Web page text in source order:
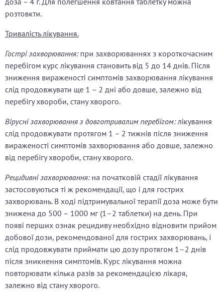
розтовкти.
Тривалість лікування.
Гострі захворювання:при захворюваннях з короткочасним
перебігом курс лікування становить від 5 до 14 днів. Після
зниження вираженості симптомів захворювання лікування
слід продовжувати ще 1 – 2 дні або довше, залежно від
перебігу хвороби, стану хворого.
Вірусні захворювання з довготривалим перебігом:лікування
слід продовжувати протягом 1 – 2 тижнів після зниження
вираженості симптомів захворювання або довше, залежно
від перебігу хвороби, стану хворого.
Рецидивні захворювання:на початковій стадії лікування
застосовуються ті ж рекомендації, що і для гострих
захворювань. В ході підтримувальної терапії доза може бути
знижена до 500 – 1000 мг (1–2 таблетки) на день. При
появі перших ознак рецидиву необхідно відновити прийом
добової дози, рекомендованої для гострих захворювань, і
слід продовжувати приймати цю дозу протягом 1–2 днів
після зникнення симптомів. Курс лікування можна
повторювати кілька разів за рекомендацією лікаря,
залежно від стану хворого.